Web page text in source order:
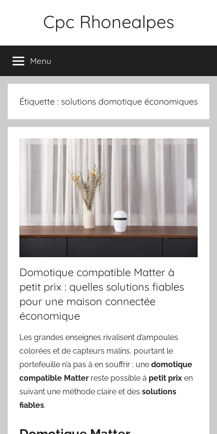
Cpc Rhonealpes
Menu
Étiquette : solutions domotique économiques
Domotique compatible Matter à
petit prix : quelles solutions fiables
pour une maison connectée
économique
Les grandes enseignes rivalisent d’ampoules
colorées et de capteurs malins, pourtant le
portefeuille n’a pas à en souffrir : une domotique
compatible Matter reste possible à petit prix en
suivant une méthode claire et des solutions
fiables.